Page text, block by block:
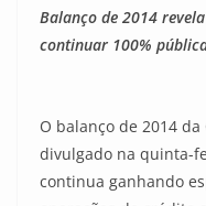
Balanço de 2014
continuar 100%
O balanço de 2014 da
divulgado na quinta-
continua ganhando